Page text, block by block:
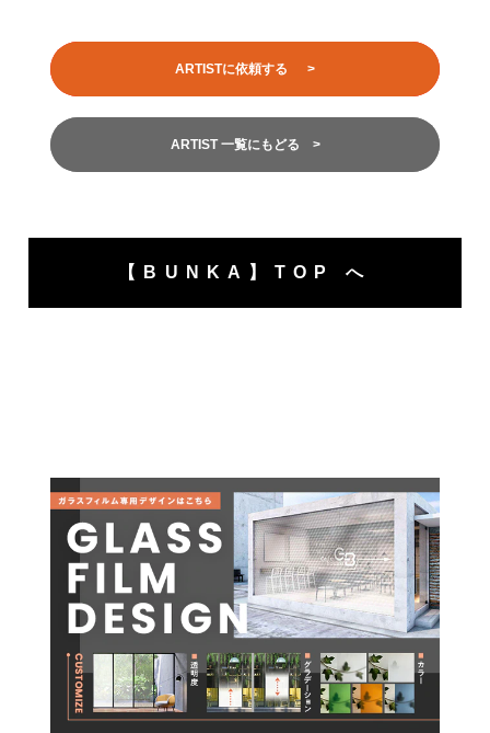
ARTISTに依頼する >
ARTIST 一覧にもどる >
【BUNKA】TOP へ